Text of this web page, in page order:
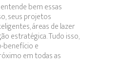
bem essas
seus projetos
áreas de lazer
estratégica. Tudo isso,
benefício e
em todas as